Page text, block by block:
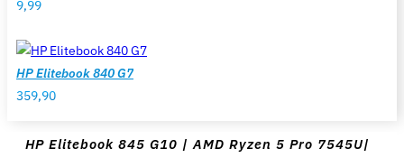
9,99
HP Elitebook 840 G7
359,90
HP Elitebook 845 G10 | AMD Ryzen 5 Pro 7545U|